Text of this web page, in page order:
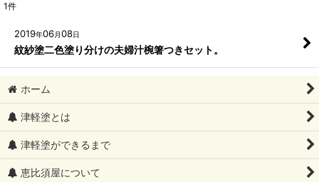
1件
2019年06月08日
紋紗塗二色塗り分けの夫婦汁椀箸つきセット。
ホーム
津軽塗とは
津軽塗ができるまで
恵比須屋について